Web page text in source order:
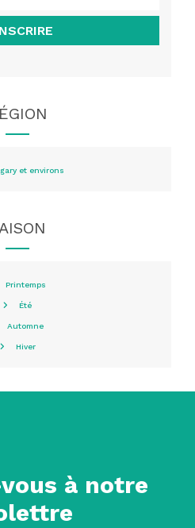
et environs
Printemps
Été
Automne
Hiver
à notre